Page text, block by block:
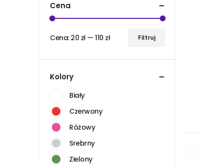
Cena
Filtruj
Cena: 20 zł—110 zł
Kolory
Biały
Czerwony
Różowy
Srebrny
Zielony